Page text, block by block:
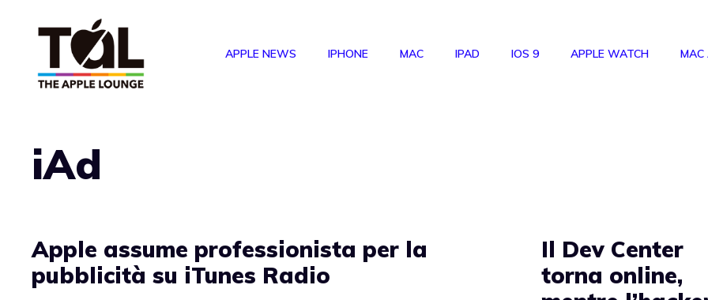
APPLE NEWS IPHONE MAC IPAD IOS 9 APPLE WATCH MAC
iAd
Apple assume professionista per la
pubblicità su iTunes Radio
Il Dev Center
torna online,